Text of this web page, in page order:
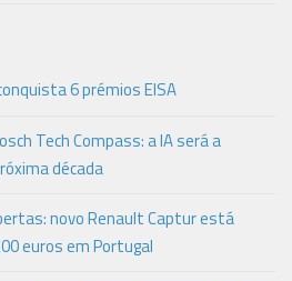
6 prémios EISA
Tech Compass: a IA será a
década
novo Renault Captur está
euros em Portugal